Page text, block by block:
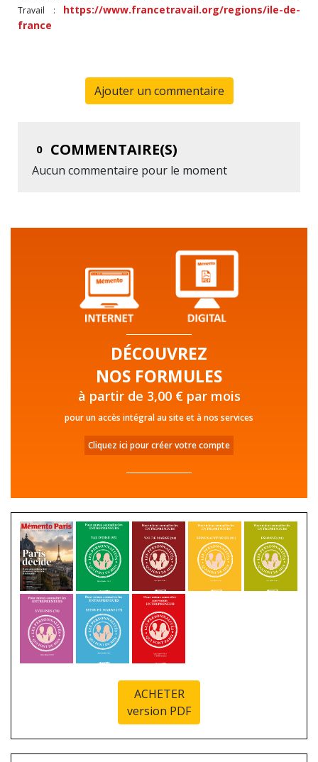
Travail : https://www.francetravail.org/regions/ile-de-
france
Ajouter un commentaire
0 COMMENTAIRE(S)
Aucun commentaire pour le moment
DÉCOUVREZ
NOS FORMULES
à partir de 3,00 € par mois
pour un accès intégral au site et à nos services
Cliquez ici pour créer votre compte
ACHETER
version PDF